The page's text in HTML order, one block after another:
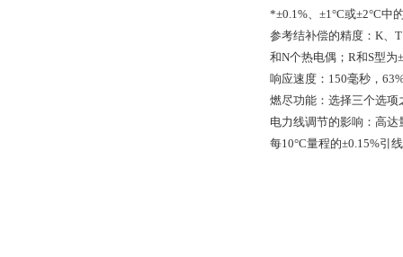
*±0.1%、±1°C或±2°C中
参考结补偿的精度：K、T
和N个热电偶；R和S型为
响应速度：150毫秒，
燃尽功能：选择三个选项
电力线调节的影响：高
每10°C量程的±0.15%引